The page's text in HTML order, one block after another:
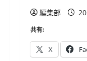
編集部
共有:
X